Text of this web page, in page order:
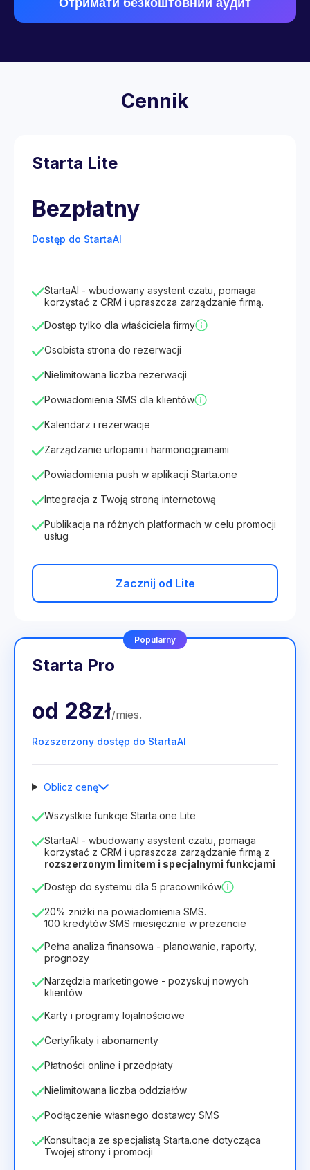
Отримати безкоштовний аудит
Cennik
Starta Lite
Bezpłatny
Dostęp do StartaAI
StartaAI - wbudowany asystent czatu, pomaga
korzystać z CRM i upraszcza zarządzanie firmą.
Dostęp tylko dla właściciela firmy
Osobista strona do rezerwacji
Nielimitowana liczba rezerwacji
Powiadomienia SMS dla klientów
Kalendarz i rezerwacje
Zarządzanie urlopami i harmonogramami
Powiadomienia push w aplikacji Starta.one
Integracja z Twoją stroną internetową
Publikacja na różnych platformach w celu promocji
usług
Zacznij od Lite
Popularny
Starta Pro
od 28zł/mies.
Rozszerzony dostęp do StartaAI
Oblicz cenę
Liczba pracowników
Czas trwania licencji
12 Months(zniżka -25%) Opłacalny
40zł28zł miesiąc
336zł za 12 Months
Wszystkie funkcje Starta.one Lite
StartaAI - wbudowany asystent czatu, pomaga
korzystać z CRM i upraszcza zarządzanie firmą z
rozszerzonym limitem i specjalnymi funkcjami
Dostęp do systemu dla 5 pracowników
20% zniżki na powiadomienia SMS.
100 kredytów SMS miesięcznie w prezencie
Pełna analiza finansowa - planowanie, raporty,
prognozy
Narzędzia marketingowe - pozyskuj nowych
klientów
Karty i programy lojalnościowe
Certyfikaty i abonamenty
Płatności online i przedpłaty
Nielimitowana liczba oddziałów
Podłączenie własnego dostawcy SMS
Konsultacja ze specjalistą Starta.one dotycząca
Twojej strony i promocji